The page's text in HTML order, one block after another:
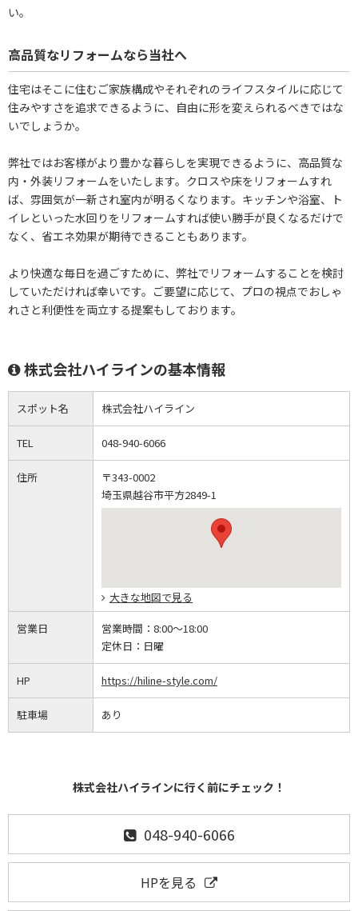
い。
高品質なリフォームなら当社へ
住宅はそこに住むご家族構成やそれぞれのライフスタイルに応じて
住みやすさを追求できるように、自由に形を変えられるべきではな
いでしょうか。
弊社ではお客様がより豊かな暮らしを実現できるように、高品質な
内・外装リフォームをいたします。クロスや床をリフォームすれ
ば、雰囲気が一新され室内が明るくなります。キッチンや浴室、ト
イレといった水回りをリフォームすれば使い勝手が良くなるだけで
なく、省エネ効果が期待できることもあります。
より快適な毎日を過ごすために、弊社でリフォームすることを検討
していただければ幸いです。ご要望に応じて、プロの視点でおしゃ
れさと利便性を両立する提案もしております。
株式会社ハイラインの基本情報
スポット名 株式会社ハイライン
TEL 048-940-6066
住所
〒343-0002
埼玉県越谷市平方2849-1
大きな地図で見る
営業日 営業時間： 8:00～18:00
定休日： 日曜
HP https://hiline-style.com/
駐車場 あり
株式会社ハイラインに行く前にチェック！
048-940-6066
HPを見る